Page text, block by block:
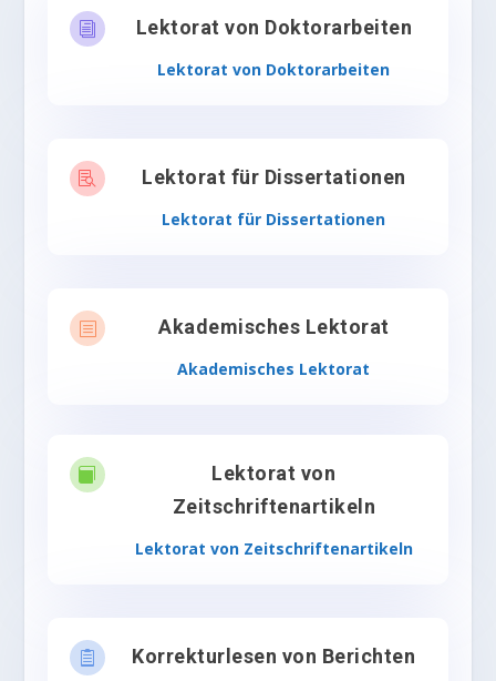
i Lektorat von Doktorarbeiten
Lektorat von Doktorarbeiten
 Lektorat für Dissertationen
Lektorat für Dissertationen
b Akademisches Lektorat
Akademisches Lektorat

Lektorat von
Zeitschriftenartikeln
Lektorat von Zeitschriftenartikeln
 Korrekturlesen von Berichten